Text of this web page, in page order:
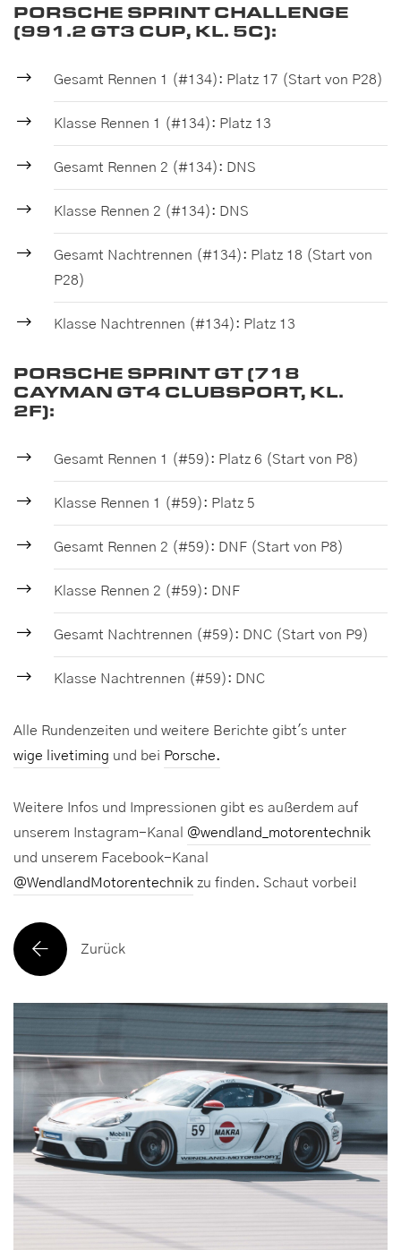
PORSCHE SPRINT CHALLENGE
(991.2 GT3 CUP, KL. 5C):
Gesamt Rennen 1 (#134): Platz 17 (Start von P28)
Klasse Rennen 1 (#134): Platz 13
Gesamt Rennen 2 (#134): DNS
Klasse Rennen 2 (#134): DNS
Gesamt Nachtrennen (#134): Platz 18 (Start von
P28)
Klasse Nachtrennen (#134): Platz 13
PORSCHE SPRINT GT (718
CAYMAN GT4 CLUBSPORT, KL.
2F):
Gesamt Rennen 1 (#59): Platz 6 (Start von P8)
Klasse Rennen 1 (#59): Platz 5
Gesamt Rennen 2 (#59): DNF (Start von P8)
Klasse Rennen 2 (#59): DNF
Gesamt Nachtrennen (#59): DNC (Start von P9)
Klasse Nachtrennen (#59): DNC
Alle Rundenzeiten und weitere Berichte gibt's unter
wige livetiming und bei Porsche.
Weitere Infos und Impressionen gibt es außerdem auf
unserem Instagram-Kanal @wendland_motorentechnik
und unserem Facebook-Kanal
@WendlandMotorentechnik zu finden. Schaut vorbei!
Zurück